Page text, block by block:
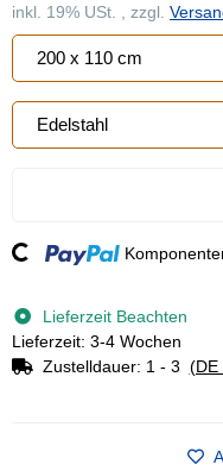
inkl. 19% USt. , zzgl.
200 x 110 cm
Edelstahl
Lieferzeit Beachten
Lieferzeit: 3-4 Wochen
Zustelldauer: 1 - 3 (DE